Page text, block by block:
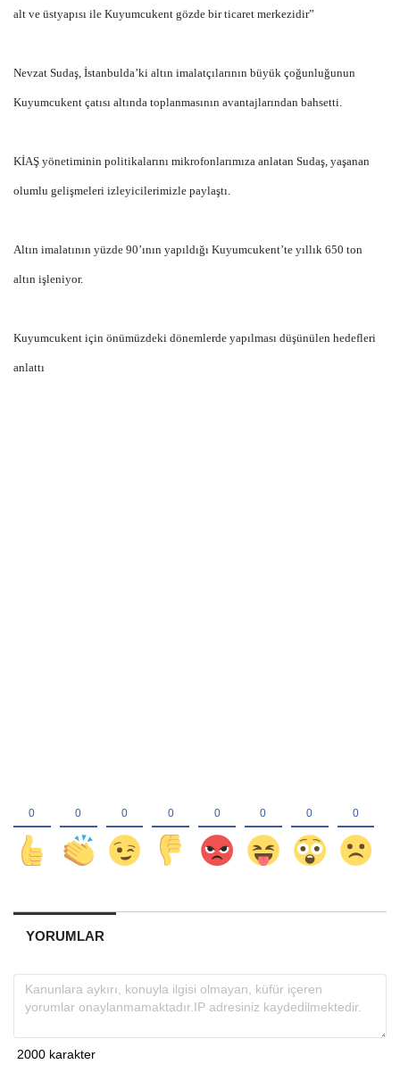
alt ve üstyapısı ile Kuyumcukent gözde bir ticaret merkezidir”
Nevzat Sudaş, İstanbulda’ki altın imalatçılarının büyük çoğunluğunun
Kuyumcukent çatısı altında toplanmasının avantajlarından bahsetti.
KİAŞ yönetiminin politikalarını mikrofonlarımıza anlatan Sudaş, yaşanan
olumlu gelişmeleri izleyicilerimizle paylaştı.
Altın imalatının yüzde 90’ının yapıldığı Kuyumcukent’te yıllık 650 ton
altın işleniyor.
Kuyumcukent için önümüzdeki dönemlerde yapılması düşünülen hedefleri
anlattı
YORUMLAR